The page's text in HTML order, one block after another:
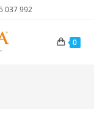
037 992
0